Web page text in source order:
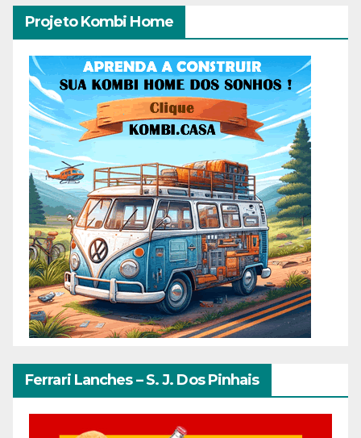
Projeto Kombi Home
Ferrari Lanches – S. J. Dos Pinhais